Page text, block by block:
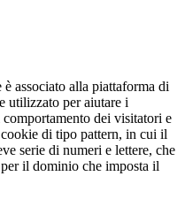
associato alla piattaforma di
utilizzato per aiutare i
dei visitatori e
di tipo pattern, in cui il
serie di numeri e lettere, che
il dominio che imposta il